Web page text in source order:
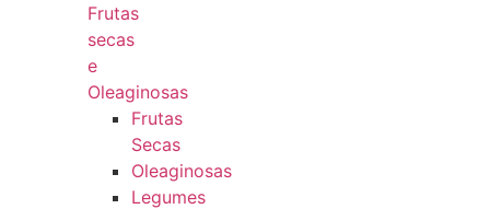
Frutas
secas
e
Oleaginosas
Frutas
Secas
Oleaginosas
Legumes